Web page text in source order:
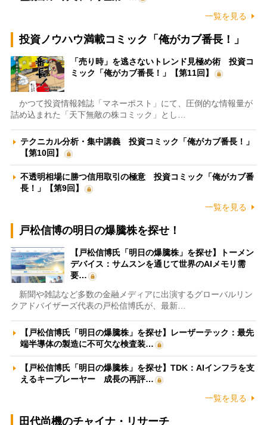
一覧を見る
投資ノウハウ満載コミック「俺がカブ番長！」
「売り時」を逃さないトレンド見極め術 投資コ
ミック「俺がカブ番長！」【第11回】
かつて投資情報雑誌「マネーポスト」にて、圧倒的な情報量が
詰め込まれた「天下無敵の株コミック」とし…
テクニカル分析・集中講義 投資コミック「俺がカブ番長！」
【第10回】
不透明相場に勝つ信用取引の極意 投資コミック「俺がカブ番
長！」【第9回】
一覧を見る
戸松信博の明日の爆騰株を探せ！
【戸松信博氏「明日の爆騰株」を探せ】トーメン
デバイス：サムスンを通じて世界のAIメモリ需
要…
新聞や雑誌など多数の金融メディアに出演するグローバルリン
クアドバイザーズ代表の戸松信博氏が、最新…
【戸松信博氏「明日の爆騰株」を探せ】レーザーテック：最先
端半導体の製造に不可欠な検査装…
【戸松信博氏「明日の爆騰株」を探せ】TDK：AIインフラを支
えるキープレーヤー 成長の再評…
一覧を見る
田代尚機のチャイナ・リサーチ